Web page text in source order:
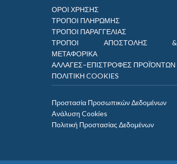
ΟΡΟΙ ΧΡΗΣΗΣ
ΤΡΟΠΟΙ ΠΛΗΡΩΜΗΣ
ΤΡΟΠΟΙ ΠΑΡΑΓΓΕΛΙΑΣ
ΤΡΟΠΟΙ ΑΠΟΣΤΟΛΗΣ &
ΜΕΤΑΦΟΡΙΚΑ
ΑΛΛΑΓΕΣ–ΕΠΙΣΤΡΟΦΕΣ ΠΡΟΪΌΝΤΩΝ
ΠΟΛΙΤΙΚΗ COOKIES
Προστασία Προσωπικών Δεδομένων
Aνάλυση Cookies
Πολιτική Προστασίας Δεδομένων